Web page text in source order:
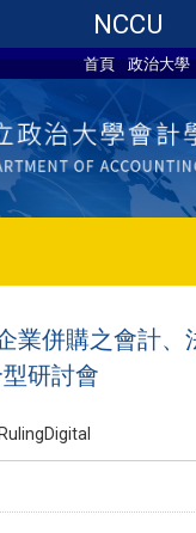
NCCU
首頁 政治大學
業併購之會計、
研討會
RulingDigital